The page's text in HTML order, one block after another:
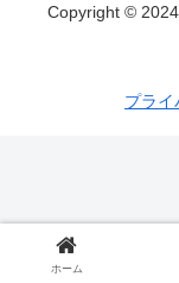
Copyright © 2024
プラ
ホーム